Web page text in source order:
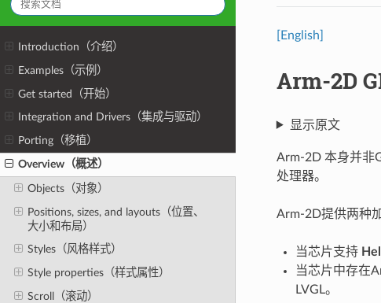
Introduction（介绍）
Examples（示例）
Get started（开始）
Integration and Drivers（集成与驱动）
Porting（移植）
Overview（概述）
Objects（对象）
Positions, sizes, and layouts（位置、
大小和布局）
Styles（风格样式）
Style properties（样式属性）
Scroll（滚动）
[English]
Arm-2D
显示原文
Arm-2D 本身并非
处理器。
Arm-2D提供两种
当芯片支持
当芯片中存在
LVGL。